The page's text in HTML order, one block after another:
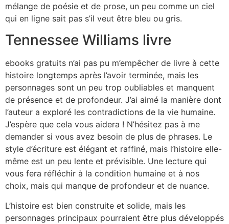
mélange de poésie et de prose, un peu comme un ciel
qui en ligne sait pas s’il veut être bleu ou gris.
Tennessee Williams livre
ebooks gratuits n’ai pas pu m’empêcher de livre à cette
histoire longtemps après l’avoir terminée, mais les
personnages sont un peu trop oubliables et manquent
de présence et de profondeur. J’ai aimé la manière dont
l’auteur a exploré les contradictions de la vie humaine.
J’espère que cela vous aidera ! N’hésitez pas à me
demander si vous avez besoin de plus de phrases. Le
style d’écriture est élégant et raffiné, mais l’histoire elle-
même est un peu lente et prévisible. Une lecture qui
vous fera réfléchir à la condition humaine et à nos
choix, mais qui manque de profondeur et de nuance.
L’histoire est bien construite et solide, mais les
personnages principaux pourraient être plus développés